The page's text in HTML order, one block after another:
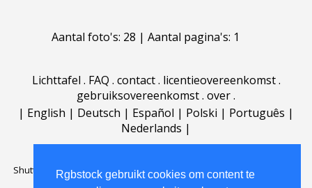
Rgbstock gebruikt cookies om content te
Aantal foto's: 28 | Aantal pagina's: 1
Lichttafel . FAQ . contact. licentieovereenkomst.
gebruiksovereenkomst. over.
| English | Deutsch | Español | Polski | Português |
Nederlands |
Shutterstock official partner of Rgbstock Saqurai AI official partner of